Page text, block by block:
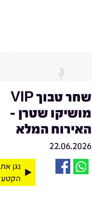
שחר טבוך VIP
מושיקו שטרן -
האירוח המלא
22.06.2026
נגן את
הקטע